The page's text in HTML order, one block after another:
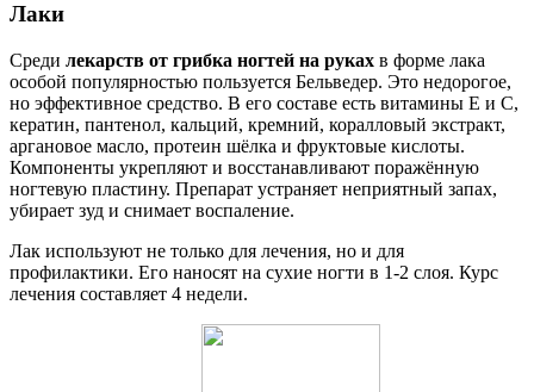
Лаки
Среди лекарств от грибка ногтей на руках в форме лака
особой популярностью пользуется Бельведер. Это недорогое,
но эффективное средство. В его составе есть витамины Е и С,
кератин, пантенол, кальций, кремний, коралловый экстракт,
аргановое масло, протеин шёлка и фруктовые кислоты.
Компоненты укрепляют и восстанавливают поражённую
ногтевую пластину. Препарат устраняет неприятный запах,
убирает зуд и снимает воспаление.
Лак используют не только для лечения, но и для
профилактики. Его наносят на сухие ногти в 1-2 слоя. Курс
лечения составляет 4 недели.